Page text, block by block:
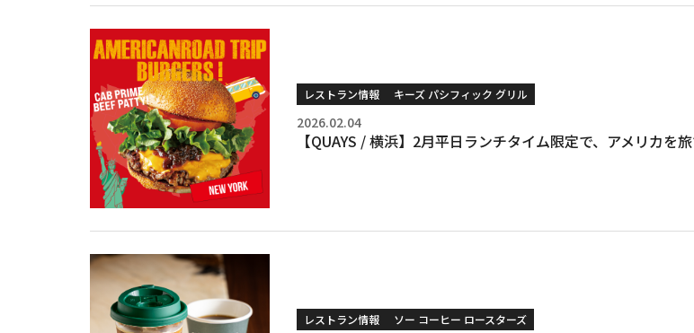
レストラン情報 キーズ パシフィック グリル
2026.02.04
【QUAYS / 横浜】2月平日ランチタイム限定で、アメリカを
レストラン情報 ソー コーヒー ロースターズ